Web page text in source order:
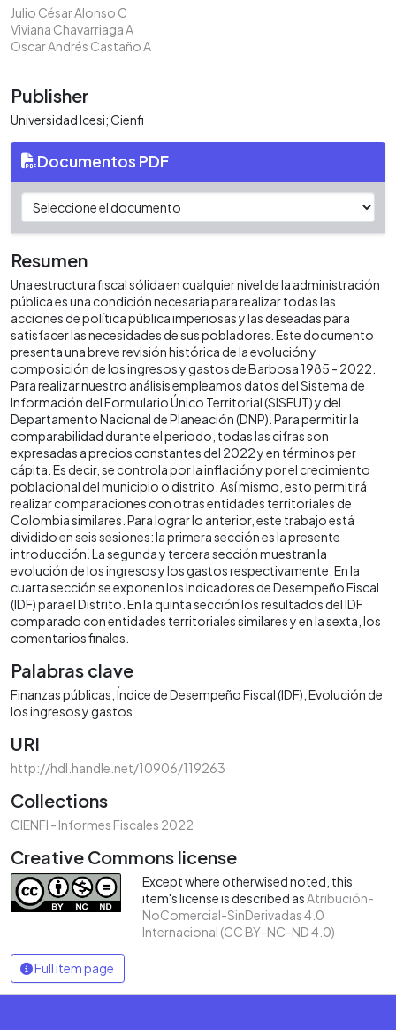
Julio César Alonso C
Viviana Chavarriaga A
Oscar Andrés Castaño A
Publisher
Universidad Icesi; Cienfi
Documentos PDF
Resumen
Una estructura fiscal sólida en cualquier nivel de la administración
pública es una condición necesaria para realizar todas las
acciones de política pública imperiosas y las deseadas para
satisfacer las necesidades de sus pobladores. Este documento
presenta una breve revisión histórica de la evolución y
composición de los ingresos y gastos de Barbosa 1985 - 2022.
Para realizar nuestro análisis empleamos datos del Sistema de
Información del Formulario Único Territorial (SISFUT) y del
Departamento Nacional de Planeación (DNP). Para permitir la
comparabilidad durante el periodo, todas las cifras son
expresadas a precios constantes del 2022 y en términos per
cápita. Es decir, se controla por la inflación y por el crecimiento
poblacional del municipio o distrito. Así mismo, esto permitirá
realizar comparaciones con otras entidades territoriales de
Colombia similares. Para lograr lo anterior, este trabajo está
dividido en seis sesiones: la primera sección es la presente
introducción. La segunda y tercera sección muestran la
evolución de los ingresos y los gastos respectivamente. En la
cuarta sección se exponen los Indicadores de Desempeño Fiscal
(IDF) para el Distrito. En la quinta sección los resultados del IDF
comparado con entidades territoriales similares y en la sexta, los
comentarios finales.
Palabras clave
Finanzas públicas Índice de Desempeño Fiscal (IDF) Evolución de
los ingresos y gastos
URI
http://hdl.handle.net/10906/119263
Collections
CIENFI - Informes Fiscales 2022
Creative Commons license
Except where otherwised noted, this
item's license is described asAtribución-
NoComercial-SinDerivadas 4.0
Internacional (CC BY-NC-ND 4.0)
Full item page